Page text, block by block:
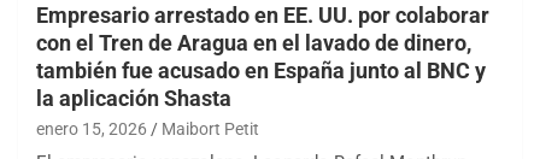
Empresario arrestado en EE. UU. por colaborar
con el Tren de Aragua en el lavado de dinero,
también fue acusado en España junto al BNC y
la aplicación Shasta
enero 15, 2026 Maibort Petit